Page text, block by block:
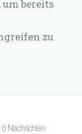
bereits
zu
0 Nachrichten